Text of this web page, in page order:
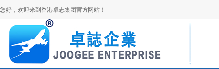
您好，欢迎来到香港卓志集团官方网站！